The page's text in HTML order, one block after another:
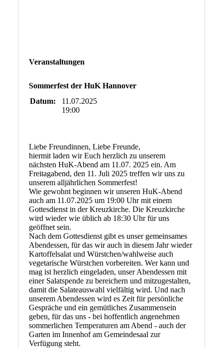
Veranstaltungen
Sommerfest der HuK Hannover
Datum:
11.07.2025
19:00
Liebe Freundinnen, Liebe Freunde,
hiermit laden wir Euch herzlich zu unserem
nächsten HuK-Abend am 11.07. 2025 ein. Am
Freitagabend, den 11. Juli 2025 treffen wir uns zu
unserem alljährlichen Sommerfest!
Wie gewohnt beginnen wir unseren HuK-Abend
auch am 11.07.2025 um 19:00 Uhr mit einem
Gottesdienst in der Kreuzkirche. Die Kreuzkirche
wird wieder wie üblich ab 18:30 Uhr für uns
geöffnet sein.
Nach dem Gottesdienst gibt es unser gemeinsames
Abendessen, für das wir auch in diesem Jahr wieder
Kartoffelsalat und Würstchen/wahlweise auch
vegetarische Würstchen vorbereiten. Wer kann und
mag ist herzlich eingeladen, unser Abendessen mit
einer Salatspende zu bereichern und mitzugestalten,
damit die Salateauswahl vielfältig wird. Und nach
unserem Abendessen wird es Zeit für persönliche
Gespräche und ein gemütliches Zusammensein
geben, für das uns - bei hoffentlich angenehmen
sommerlichen Temperaturen am Abend - auch der
Garten im Innenhof am Gemeindesaal zur
Verfügung steht.